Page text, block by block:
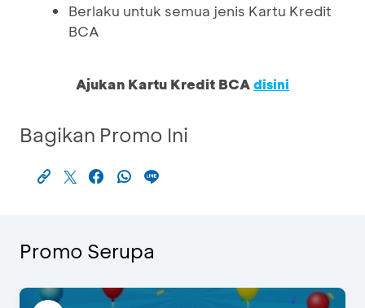
Berlaku untuk semua jenis Kartu Kredit
BCA
Ajukan Kartu Kredit BCAdisini
Bagikan Promo Ini
Promo Serupa